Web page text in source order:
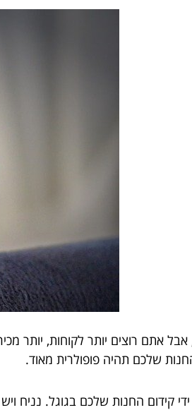
אתם רוצים יותר לקוחות, יותר
שלכם תהיה פופולרית מאוד.
קידום החנות שלכם בגוגל. נניח